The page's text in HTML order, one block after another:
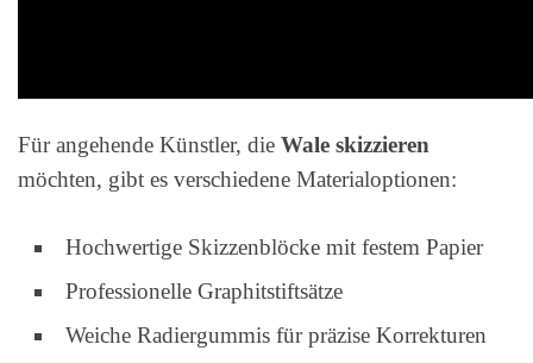
Für angehende Künstler, die Wale skizzieren
möchten, gibt es verschiedene Materialoptionen:
Hochwertige Skizzenblöcke mit festem Papier
Professionelle Graphitstiftsätze
Weiche Radiergummis für präzise Korrekturen